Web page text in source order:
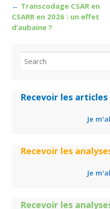
Post
navigation
← Transcodage CSAR en
CSARR en 2026 : un effet
d’aubaine ?
for:
Recevoir les
Je
Recevoir les
Je
Recevoir les